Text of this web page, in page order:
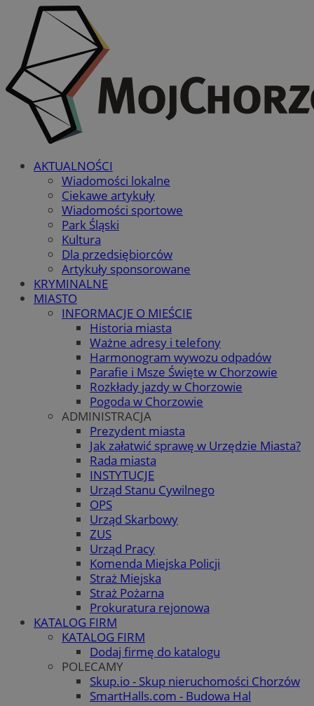
AKTUALNOŚCI
Wiadomości lokalne
Ciekawe artykuły
Wiadomości sportowe
Park Śląski
Kultura
Dla przedsiębiorców
Artykuły sponsorowane
KRYMINALNE
MIASTO
INFORMACJE O MIEŚCIE
Historia miasta
Ważne adresy i telefony
Harmonogram wywozu odpadów
Parafie i Msze Święte w Chorzowie
Rozkłady jazdy w Chorzowie
Pogoda w Chorzowie
ADMINISTRACJA
Prezydent miasta
Jak załatwić sprawę w Urzędzie Miasta?
Rada miasta
INSTYTUCJE
Urząd Stanu Cywilnego
OPS
Urząd Skarbowy
ZUS
Urząd Pracy
Komenda Miejska Policji
Straż Miejska
Straż Pożarna
Prokuratura rejonowa
KATALOG FIRM
KATALOG FIRM
Dodaj firmę do katalogu
POLECAMY
Skup.io - Skup nieruchomości Chorzów
SmartHalls.com - Budowa Hal